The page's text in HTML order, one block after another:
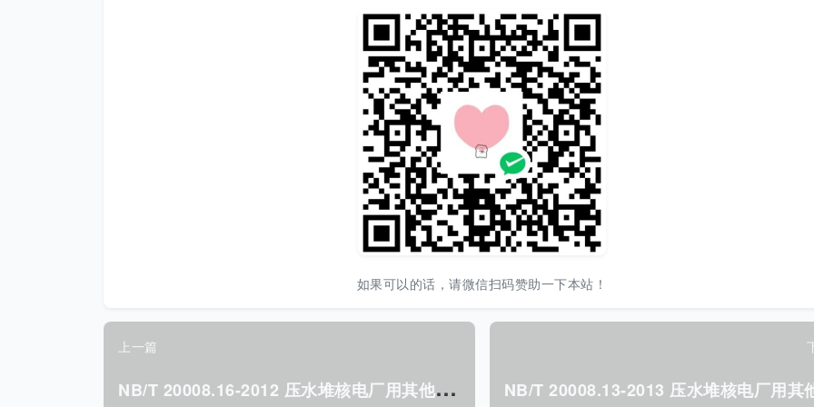
如果可以的话，请微信扫码赞助一下本站！
上一篇
N
B/T 20008.16-2012 压水堆核电厂用其他材料 第16部分:控制棒驱动机构用钴基合金.pdf